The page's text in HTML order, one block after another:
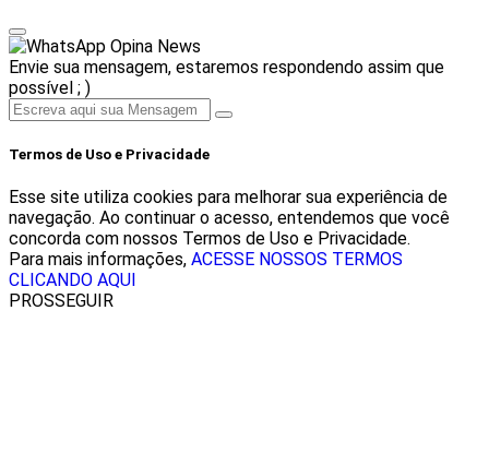
Opina News
Envie sua mensagem, estaremos respondendo assim que
possível ; )
Termos de Uso e Privacidade
Esse site utiliza cookies para melhorar sua experiência de
navegação. Ao continuar o acesso, entendemos que você
concorda com nossos Termos de Uso e Privacidade.
Para mais informações, ACESSE NOSSOS TERMOS
CLICANDO AQUI
PROSSEGUIR